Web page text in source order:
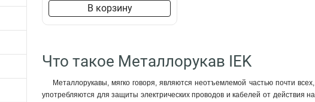
В корзину
Что такое Металлорукав IEK
Металлорукавы, мягко говоря, являются неотъемлемой частью почти
употребляются для защиты электрических проводов и кабелей от действия